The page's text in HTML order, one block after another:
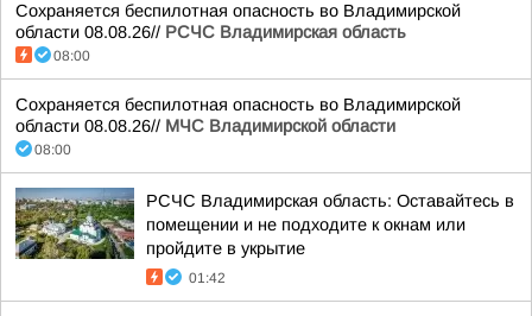
Сохраняется беспилотная опасность во Владимирской
области 08.08.26// РСЧС Владимирская область
08:00
Сохраняется беспилотная опасность во Владимирской
области 08.08.26// МЧС Владимирской области
08:00
РСЧС Владимирская область: Оставайтесь в
помещении и не подходите к окнам или
пройдите в укрытие
01:42